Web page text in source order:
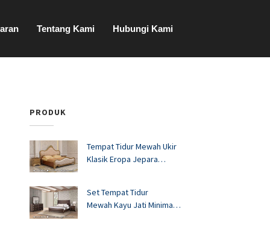
Tentang Kami Hubungi Kami
PRODUK
Tempat Tidur Mewah Ukir
Klasik Eropa Jepara
Set Tempat Tidur
Mewah Kayu Jati Minimalis